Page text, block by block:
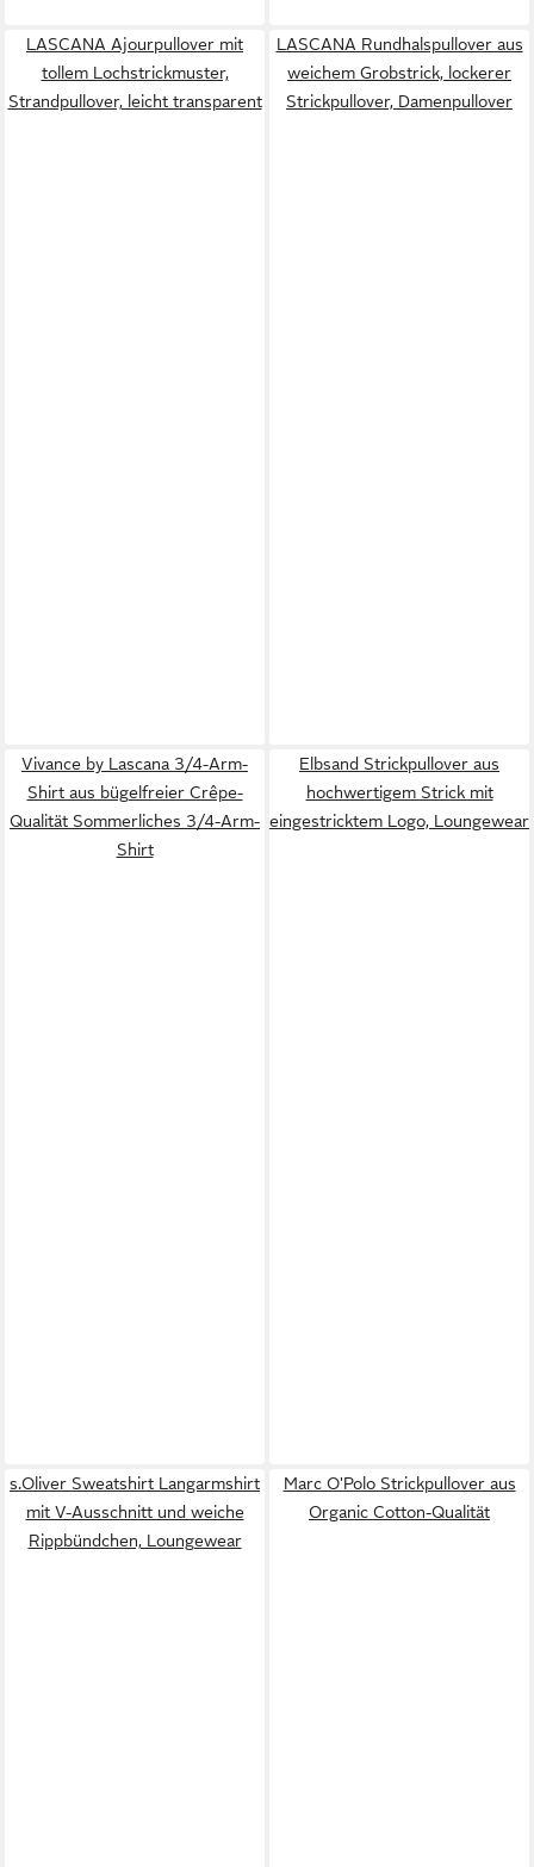
LASCANA Ajourpullover mit
tollem Lochstrickmuster,
Strandpullover, leicht transparent
LASCANA Rundhalspullover aus
weichem Grobstrick, lockerer
Strickpullover, Damenpullover
Vivance by Lascana 3/4-Arm-
Shirt aus bügelfreier Crêpe-
Qualität Sommerliches 3/4-Arm-
Shirt
Elbsand Strickpullover aus
hochwertigem Strick mit
eingestricktem Logo, Loungewear
s.Oliver Sweatshirt Langarmshirt
mit V-Ausschnitt und weiche
Rippbündchen, Loungewear
Marc O'Polo Strickpullover aus
Organic Cotton-Qualität